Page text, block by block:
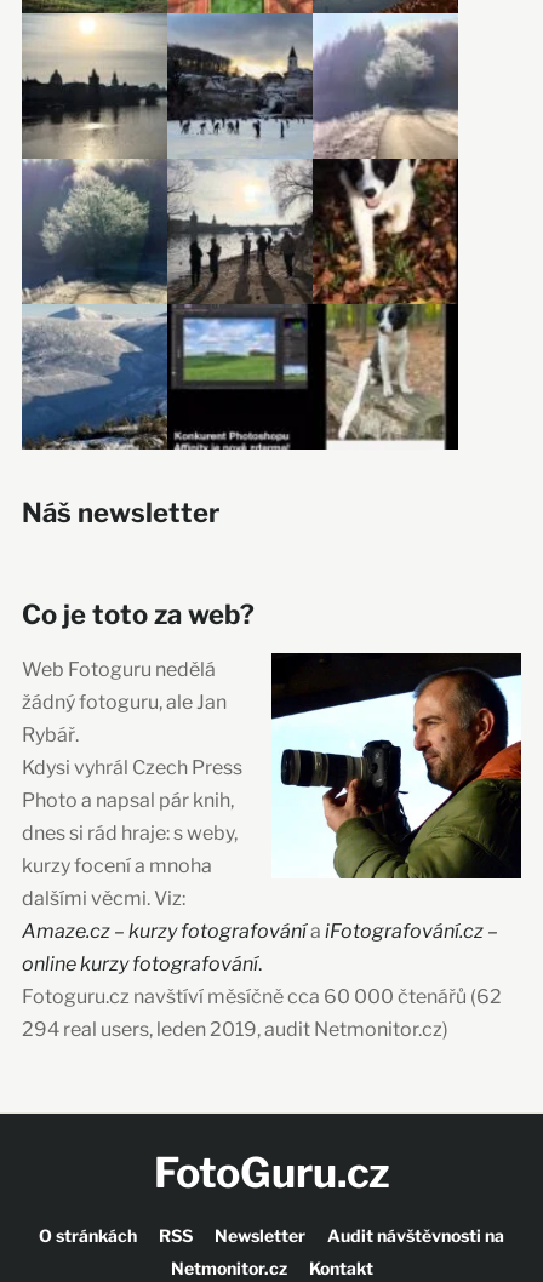
Náš newsletter
Co je toto za web?
Web Fotoguru nedělá
žádný fotoguru, ale Jan
Rybář.
Kdysi vyhrál Czech Press
Photo a napsal pár knih,
dnes si rád hraje: s weby,
kurzy focení a mnoha
dalšími věcmi. Viz:
Amaze.cz – kurzy fotografovánía iFotografování.cz –
online kurzy fotografování.
Fotoguru.cz navštíví měsíčně cca 60 000 čtenářů (62
294 real users, leden 2019, audit Netmonitor.cz)
FotoGuru.cz
O stránkách RSS Newsletter
Audit návštěvnosti na
Netmonitor.cz
Kontakt